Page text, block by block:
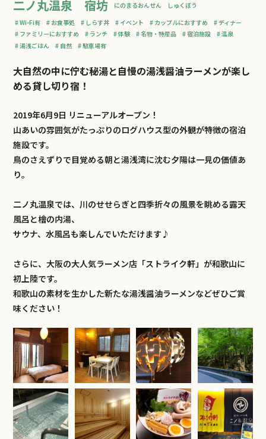
二ノ丸温泉 宿坊
にのまるおんせん しゅくぼう
Wi-Fi有
お食事処 しらす丼 イベント カップルにおすすめ
ディナー
ファミリーにおすすめ
ランチ 体験 名物・特産品 宿泊施設
温泉
湯浅ごはん
自然 駐車場有
大自然の中に佇む秘湯と自慢の湯浅醤油ラーメンが楽し
める貸し切り宿！
2019年6月9日 リニューアルオープン！
山あいの雰囲気がたっぷりのログハウス型の外観が特徴の宿泊
施設です。
鳥のさえずりで目覚める朝と湯浅湾に沈む夕陽は一見の価値あ
り。
二ノ丸温泉では、川のせせらぎと四季折々の風景を眺める露天
風呂と檜の内湯、
サウナ、水風呂も楽しんでいただけます♪
さらに、大阪の大人気ラーメン店「ストライク軒」が和歌山に
初上陸です。
和歌山の素材を生かした新たな湯浅醤油ラーメンなどぜひご賞
味ください！